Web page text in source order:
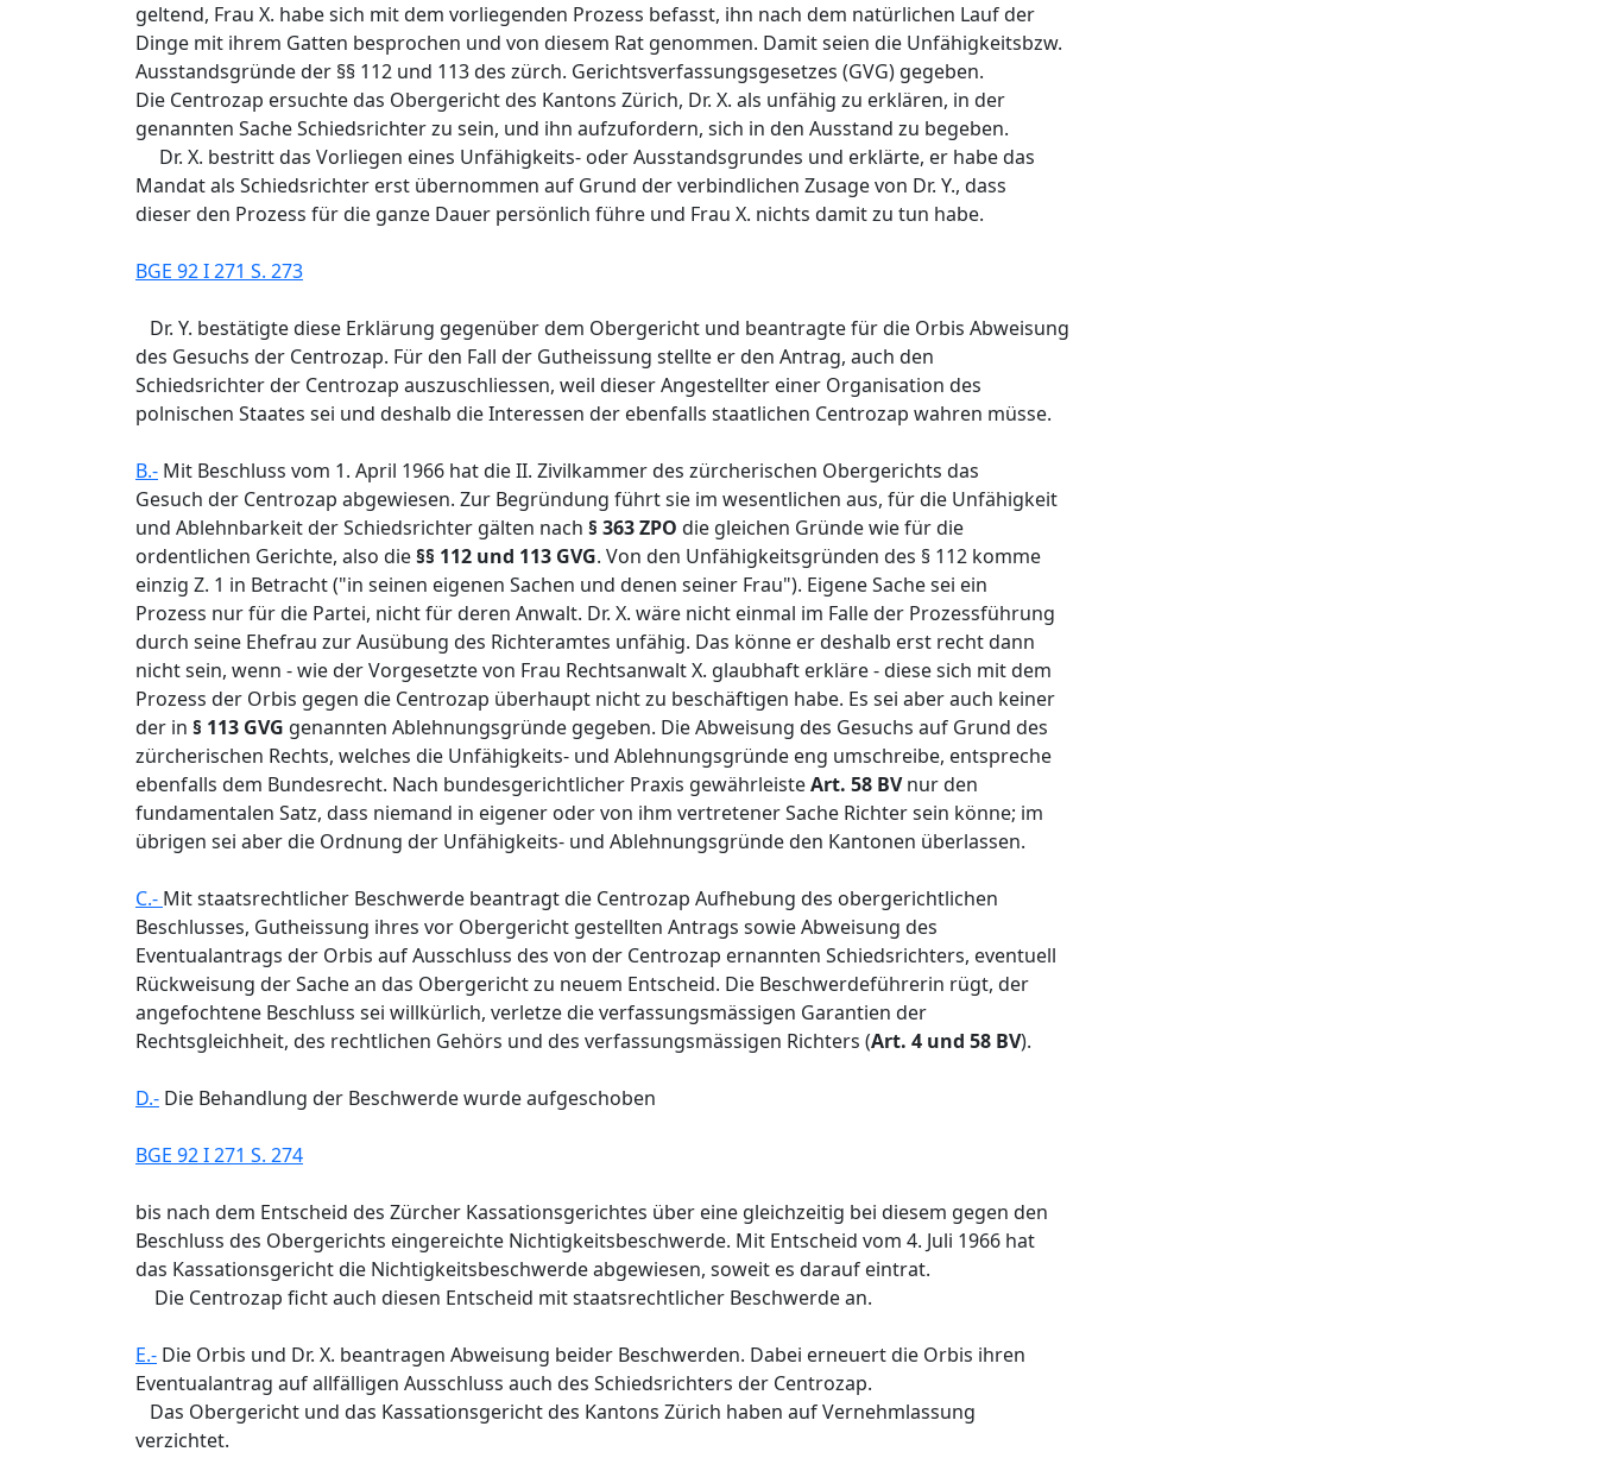
geltend, Frau X. habe sich mit dem vorliegenden Prozess befasst, ihn nach dem natürlichen Lauf der
Dinge mit ihrem Gatten besprochen und von diesem Rat genommen. Damit seien die Unfähigkeitsbzw.
Ausstandsgründe der §§ 112 und 113 des zürch. Gerichtsverfassungsgesetzes (GVG) gegeben.
Die Centrozap ersuchte das Obergericht des Kantons Zürich, Dr. X. als unfähig zu erklären, in der
genannten Sache Schiedsrichter zu sein, und ihn aufzufordern, sich in den Ausstand zu begeben.
Dr. X. bestritt das Vorliegen eines Unfähigkeits- oder Ausstandsgrundes und erklärte, er habe das
Mandat als Schiedsrichter erst übernommen auf Grund der verbindlichen Zusage von Dr. Y., dass
dieser den Prozess für die ganze Dauer persönlich führe und Frau X. nichts damit zu tun habe.
BGE 92 I 271 S. 273
Dr. Y. bestätigte diese Erklärung gegenüber dem Obergericht und beantragte für die Orbis Abweisung
des Gesuchs der Centrozap. Für den Fall der Gutheissung stellte er den Antrag, auch den
Schiedsrichter der Centrozap auszuschliessen, weil dieser Angestellter einer Organisation des
polnischen Staates sei und deshalb die Interessen der ebenfalls staatlichen Centrozap wahren müsse.
B.- Mit Beschluss vom 1. April 1966 hat die II. Zivilkammer des zürcherischen Obergerichts das
Gesuch der Centrozap abgewiesen. Zur Begründung führt sie im wesentlichen aus, für die Unfähigkeit
und Ablehnbarkeit der Schiedsrichter gälten nach § 363 ZPO die gleichen Gründe wie für die
ordentlichen Gerichte, also die§§ 112 und 113 GVG. Von den Unfähigkeitsgründen des § 112 komme
einzig Z. 1 in Betracht ("in seinen eigenen Sachen und denen seiner Frau"). Eigene Sache sei ein
Prozess nur für die Partei, nicht für deren Anwalt. Dr. X. wäre nicht einmal im Falle der Prozessführung
durch seine Ehefrau zur Ausübung des Richteramtes unfähig. Das könne er deshalb erst recht dann
nicht sein, wenn - wie der Vorgesetzte von Frau Rechtsanwalt X. glaubhaft erkläre - diese sich mit dem
Prozess der Orbis gegen die Centrozap überhaupt nicht zu beschäftigen habe. Es sei aber auch keiner
der in § 113 GVG genannten Ablehnungsgründe gegeben. Die Abweisung des Gesuchs auf Grund des
zürcherischen Rechts, welches die Unfähigkeits- und Ablehnungsgründe eng umschreibe, entspreche
ebenfalls dem Bundesrecht. Nach bundesgerichtlicher Praxis gewährleisteArt. 58 BVnur den
fundamentalen Satz, dass niemand in eigener oder von ihm vertretener Sache Richter sein könne; im
übrigen sei aber die Ordnung der Unfähigkeits- und Ablehnungsgründe den Kantonen überlassen.
C.- Mit staatsrechtlicher Beschwerde beantragt die Centrozap Aufhebung des obergerichtlichen
Beschlusses, Gutheissung ihres vor Obergericht gestellten Antrags sowie Abweisung des
Eventualantrags der Orbis auf Ausschluss des von der Centrozap ernannten Schiedsrichters, eventuell
Rückweisung der Sache an das Obergericht zu neuem Entscheid. Die Beschwerdeführerin rügt, der
angefochtene Beschluss sei willkürlich, verletze die verfassungsmässigen Garantien der
Rechtsgleichheit, des rechtlichen Gehörs und des verfassungsmässigen Richters (Art. 4 und 58 BV).
D.- Die Behandlung der Beschwerde wurde aufgeschoben
BGE 92 I 271 S. 274
bis nach dem Entscheid des Zürcher Kassationsgerichtes über eine gleichzeitig bei diesem gegen den
Beschluss des Obergerichts eingereichte Nichtigkeitsbeschwerde. Mit Entscheid vom 4. Juli 1966 hat
das Kassationsgericht die Nichtigkeitsbeschwerde abgewiesen, soweit es darauf eintrat.
Die Centrozap ficht auch diesen Entscheid mit staatsrechtlicher Beschwerde an.
E.- Die Orbis und Dr. X. beantragen Abweisung beider Beschwerden. Dabei erneuert die Orbis ihren
Eventualantrag auf allfälligen Ausschluss auch des Schiedsrichters der Centrozap.
Das Obergericht und das Kassationsgericht des Kantons Zürich haben auf Vernehmlassung
verzichtet.